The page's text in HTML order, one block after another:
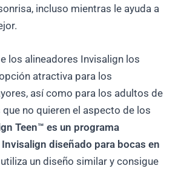
incluso mientras le ayuda a
los alineadores Invisalign los
atractiva para los
así como para los adultos de
no quieren el aspecto de los
Teen™ es un programa
diseñado para bocas en
utiliza un diseño similar y consigue